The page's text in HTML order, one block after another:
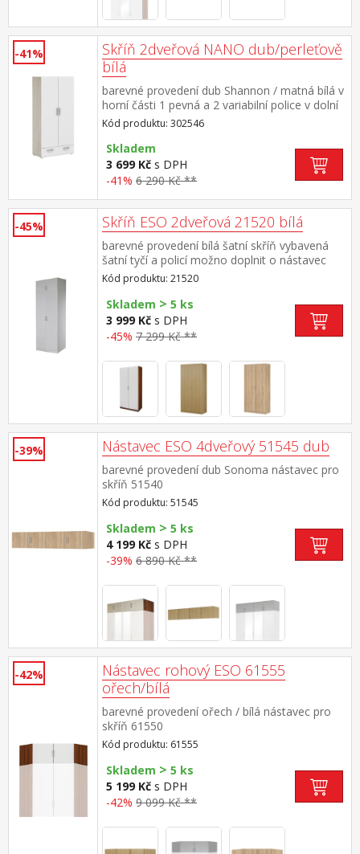
-41%
Skříň 2dveřová NANO dub/perleťově
bílá
barevné provedení dub Shannon / matná bílá v
horní části 1 pevná a 2 variabilní police v dolní
části velká zásuvka s kovovými pojezdy
Kód produktu: 302546
Skladem
3 699 Kč s DPH
-41% 6 290 Kč **
-45% Skříň ESO 2dveřová 21520 bílá
barevné provedení bílá šatní skříň vybavená
šatní tyčí a policí možno doplnit o nástavec
21525
Kód produktu: 21520
Skladem > 5 ks
3 999 Kč s DPH
-45% 7 299 Kč **
-39% Nástavec ESO 4dveřový 51545 dub
barevné provedení dub Sonoma nástavec pro
skříň 51540
Kód produktu: 51545
Skladem > 5 ks
4 199 Kč s DPH
-39% 6 890 Kč **
-42%
Nástavec rohový ESO 61555
ořech/bílá
barevné provedení ořech / bílá nástavec pro
skříň 61550
Kód produktu: 61555
Skladem > 5 ks
5 199 Kč s DPH
-42% 9 099 Kč **